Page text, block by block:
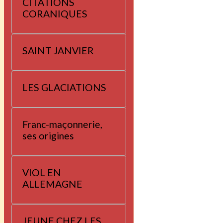
CORANIQUES
SAINT JANVIER
LES GLACIATIONS
Franc-maçonnerie,
ses origines
VIOL EN
ALLEMAGNE